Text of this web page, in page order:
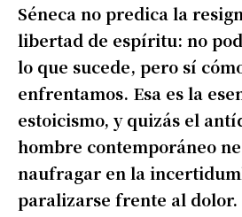
Séneca no predica la
libertad de espíritu: no
lo que sucede, pero sí
enfrentamos. Esa es la
estoicismo, y quizás el
hombre contemporáneo
naufragar en la
paralizarse frente al dolor.